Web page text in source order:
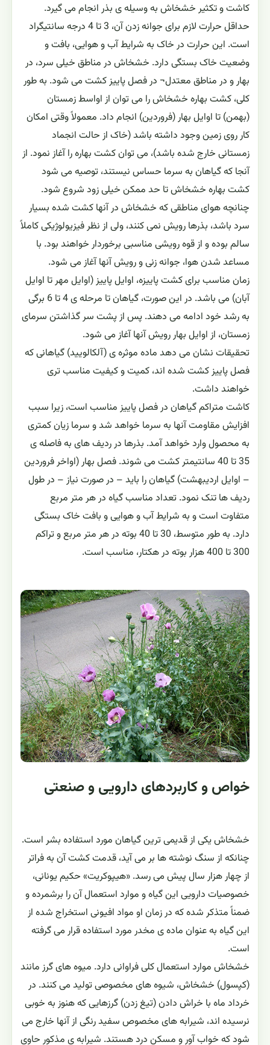
کاشت و تکثیر خشخاش به وسیله ی بذر انجام می گیرد.
حداقل حرارت لازم برای جوانه زدن آن، 3 تا 4 درجه سانتیگراد
است. این حرارت در خاک به شرایط آب و هوایی، بافت و
وضعیت خاک بستگی دارد. خشخاش در مناطق خیلی سرد، در
بهار و در مناطق معتدل¬ در فصل پاییز کشت می شود. به طور
کلی، کشت بهاره خشخاش را می توان از اواسط زمستان
(بهمن) تا اوایل بهار (فروردین) انجام داد. معمولاً وقتی امکان
کار روی زمین وجود داشته باشد (خاک از حالت انجماد
زمستانی خارج شده باشد)، می توان کشت بهاره را آغاز نمود. از
آنجا که گیاهان به سرما حساس نیستند، توصیه می شود
کشت بهاره خشخاش تا حد ممکن خیلی زود شروع شود.
چنانچه هوای مناطقی که خشخاش در آنها کشت شده بسیار
سرد باشد، بذرها رویش نمی کنند، ولی از نظر فیزیولوژیکی کاملاً
سالم بوده و از قوه رویشی مناسبی برخوردار خواهند بود. با
مساعد شدن هوا، جوانه زنی و رویش آنها آغاز می شود.
زمان مناسب برای کشت پاییزه، اوایل پاییز (اوایل مهر تا اوایل
آبان) می باشد. در این صورت، گیاهان تا مرحله ی 4 تا 6 برگی
به رشد خود ادامه می دهند. پس از پشت سر گذاشتن سرمای
زمستان، از اوایل بهار رویش آنها آغاز می شود.
تحقیقات نشان می دهد ماده موثره ی (آلکالویید) گیاهانی که
فصل پاییز کشت شده اند، کمیت و کیفیت مناسب تری
خواهند داشت.
کاشت متراکم گیاهان در فصل پاییز مناسب است، زیرا سبب
افزایش مقاومت آنها به سرما خواهد شد و سرما زیان کمتری
به محصول وارد خواهد آمد. بذرها در ردیف های به فاصله ی
35 تا 40 سانتیمتر کشت می شوند. فصل بهار (اواخر فروردین
– اوایل اردیبهشت) گیاهان را باید – در صورت نیاز – در طول
ردیف ها تنک نمود. تعداد مناسب گیاه در هر متر مربع
متفاوت است و به شرایط آب و هوایی و بافت خاک بستگی
دارد. به طور متوسط، 30 تا 40 بوته در هر متر مربع و تراکم
300 تا 400 هزار بوته در هکتار، مناسب است.
خواص و کاربردهای دارویی و صنعتی
خشخاش یکی از قدیمی ترین گیاهان مورد استفاده بشر است.
چنانکه از سنگ نوشته ها بر می آید، قدمت کشت آن به فراتر
از چهار هزار سال پیش می رسد. «هیپوکریت» حکیم یونانی،
خصوصیات دارویی این گیاه و موارد استعمال آن را برشمرده و
ضمناً متذکر شده که در زمان او مواد افیونی استخراج شده از
این گیاه به عنوان ماده ی مخدر مورد استفاده قرار می گرفته
است.
خشخاش موارد استعمال کلی فراوانی دارد. میوه های گرز مانند
(کپسول) خشخاش، شیوه های مخصوصی تولید می کنند. در
خرداد ماه با خراش دادن (تیغ زدن) گرزهایی که هنوز به خوبی
نرسیده اند، شیرابه های مخصوص سفید رنگی از آنها خارج می
شود که خواب آور و مسکن درد هستند. شیرابه ی مذکور حاوی